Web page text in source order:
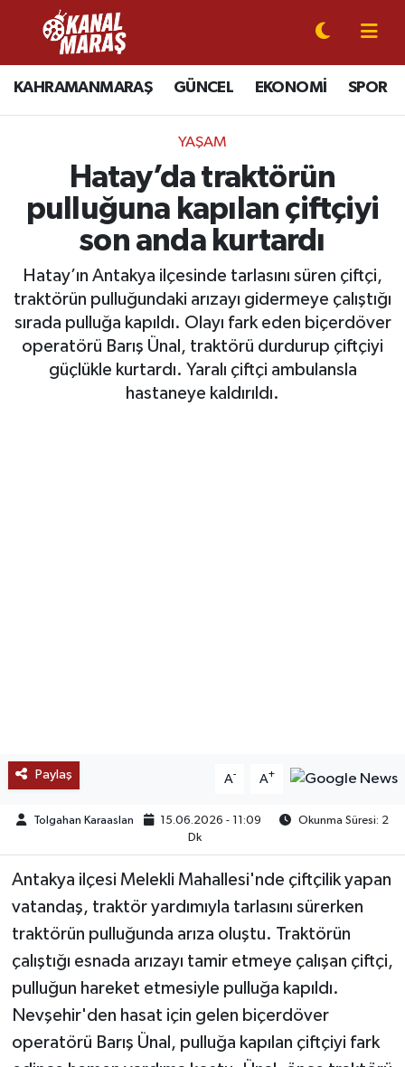
KAHRAMANMARAŞ GÜNCEL EKONOMİ SPOR
YAŞAM
Hatay’da traktörün
pulluğuna kapılan çiftçiyi
son anda kurtardı
Hatay’ın Antakya ilçesinde tarlasını süren çiftçi,
traktörün pulluğundaki arızayı gidermeye çalıştığı
sırada pulluğa kapıldı. Olayı fark eden biçerdöver
operatörü Barış Ünal, traktörü durdurup çiftçiyi
güçlükle kurtardı. Yaralı çiftçi ambulansla
hastaneye kaldırıldı.
Paylaş A- A+
Tolgahan Karaaslan 15.06.2026 - 11:09
Okunma Süresi: 2
Dk
Antakya ilçesi Melekli Mahallesi'nde çiftçilik yapan
vatandaş, traktör yardımıyla tarlasını sürerken
traktörün pulluğunda arıza oluştu. Traktörün
çalıştığı esnada arızayı tamir etmeye çalışan çiftçi,
pulluğun hareket etmesiyle pulluğa kapıldı.
Nevşehir'den hasat için gelen biçerdöver
operatörü Barış Ünal, pulluğa kapılan çiftçiyi fark
CANLI YAYIN
KAHRAMANMARAŞ
SPOR
SİYASET
EKONOMİ
GÜNDEM
MEDYA
TEKNOLOJİ
YAŞAM
KÜLTÜR SANAT
Kahramanmaraş Nöbetçi Eczaneler
Kahramanmaraş Hava Durumu
Kahramanmaraş Trafik Yoğunluk Haritası
Süper Lig Puan Durumu ve Fikstür
Tüm Manşetler
Son Dakika Haberleri
Haber Arşivi